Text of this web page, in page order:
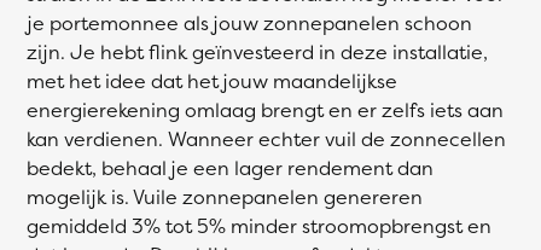
je portemonnee als jouw zonnepanelen schoon
zijn. Je hebt flink geïnvesteerd in deze installatie,
met het idee dat het jouw maandelijkse
energierekening omlaag brengt en er zelfs iets aan
kan verdienen. Wanneer echter vuil de zonnecellen
bedekt, behaal je een lager rendement dan
mogelijk is. Vuile zonnepanelen genereren
gemiddeld 3% tot 5% minder stroomopbrengst en